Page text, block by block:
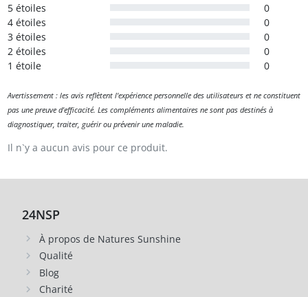
5 étoiles
0
4 étoiles
0
3 étoiles
0
2 étoiles
0
1 étoile
0
Avertissement : les avis reflètent l'expérience personnelle des utilisateurs et ne constituent
pas une preuve d'efficacité. Les compléments alimentaires ne sont pas destinés à
diagnostiquer, traiter, guérir ou prévenir une maladie.
Il n`y a aucun avis pour ce produit.
24NSP
À propos de Natures Sunshine
Qualité
Blog
Charité